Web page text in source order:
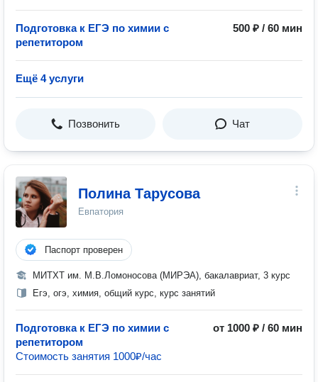
Подготовка к ЕГЭ по химии с
репетитором
500 ₽ / 60 мин
Ещё 4 услуги
Позвонить Чат
Полина Тарусова
Евпатория
Паспорт проверен
МИТХТ им. М.В.Ломоносова (МИРЭА), бакалавриат, 3 курс
Егэ, огэ, химия, общий курс, курс занятий
Подготовка к ЕГЭ по химии с
репетитором
от 1000 ₽ / 60 мин
Стоимость занятия 1000₽/час